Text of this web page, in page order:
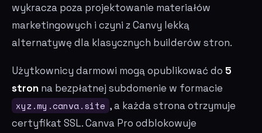
wykracza poza projektowanie materiałów
marketingowych i czyni z Canvy lekką
alternatywę dla klasycznych builderów stron.
Użytkownicy darmowi mogą opublikować do 5
stron na bezpłatnej subdomenie w formacie
xyz.my.canva.site , a każda strona otrzymuje
certyfikat SSL. Canva Pro odblokowuje